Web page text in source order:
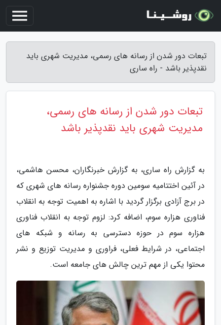
تبعات دور شدن از رسانه های رسمی، مدیریت شهری باید
نقدپذیر باشد - راه ساری
تبعات دور شدن از رسانه های رسمی،
مدیریت شهری باید نقدپذیر باشد
به گزارش راه ساری، به گزارش خبرنگاران، محسن هاشمی،
در آئین اختتامیه سومین دوره جشنواره رسانه های شهری که
در برج آزادی برگزار گردید با اشاره به اهمیت توجه به انقلاب
فناوری هزاره سوم، اضافه کرد: لزوم توجه به انقلاب فناوری
هزاره سوم در حوزه دسترسی به رسانه و شبکه های
اجتماعی، در شرایط فعلی، فراوری و مدیریت توزیع و نشر
محتوا یکی از مهم ترین چالش های جامعه است.